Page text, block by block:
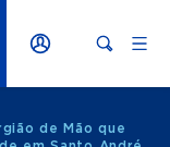
de Mão que